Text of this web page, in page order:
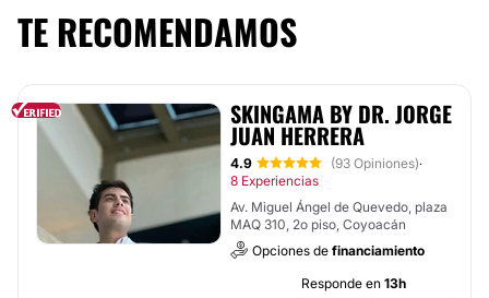
TE RECOMENDAMOS
SKINGAMA BY DR. JORGE
JUAN HERRERA
4.9 (93 Opiniones)·
8 Experiencias
Av. Miguel Ángel de Quevedo, plaza
MAQ 310, 2o piso, Coyoacán
Opciones de financiamiento
Responde en 13h